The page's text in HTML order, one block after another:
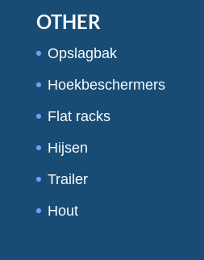
OTHER
Opslagbak
Hoekbeschermers
Flat racks
Hijsen
Trailer
Hout